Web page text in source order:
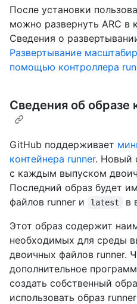
После установки
можно развернуть ARC в
Сведения о
Развертывание
помощью контроллера
Сведения об образе
GitHub поддерживает
контейнера runner. Новый
с каждым выпуском
Последний образ будет
файлов runner и
latest
в
Этот образ содержит
необходимых для среды
двоичных файлов runner.
дополнительное
создать собственный
использовать образ